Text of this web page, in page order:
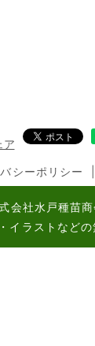
ア
シーポリシー
社水戸種苗
イラストなど